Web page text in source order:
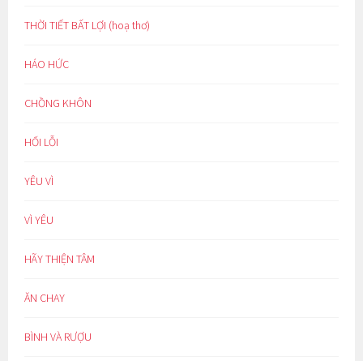
THỜI TIẾT BẤT LỢI (hoạ thơ)
HÁO HỨC
CHỒNG KHÔN
HỐI LỖI
YÊU VÌ
VÌ YÊU
HÃY THIỆN TÂM
ĂN CHAY
BÌNH VÀ RƯỢU